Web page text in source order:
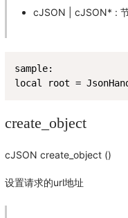
cJSON | cJSON* :
sample:
local root =
create_object
cJSON create_object ()
设置请求的url地址